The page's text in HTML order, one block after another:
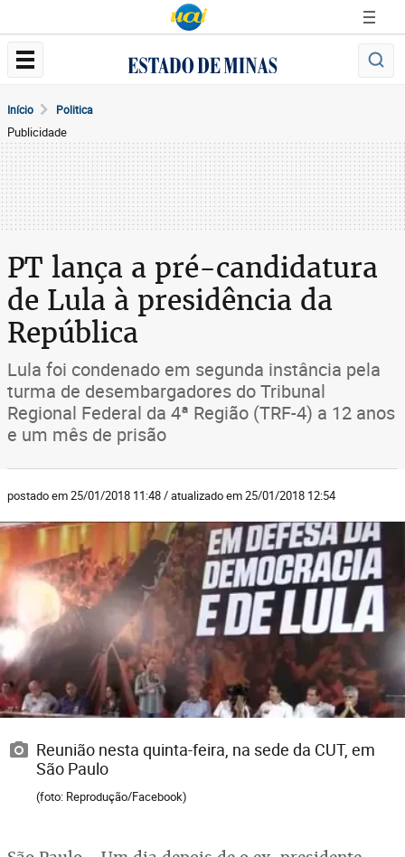
Início Politica
Publicidade
PT lança a pré-candidatura
de Lula à presidência da
República
Lula foi condenado em segunda instância pela
turma de desembargadores do Tribunal
Regional Federal da 4ª Região (TRF-4) a 12 anos
e um mês de prisão
postado em 25/01/2018 11:48 / atualizado em 25/01/2018 12:54
Reunião nesta quinta-feira, na sede da CUT, em
São Paulo
(foto: Reprodução/Facebook)